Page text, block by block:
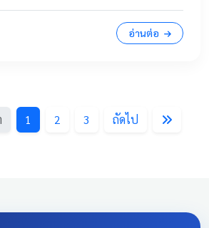
bottom: 5px solid
อ่านต่อ
1 2 3 ถัดไป